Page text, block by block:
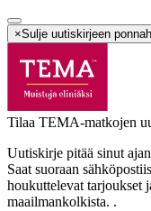
×Sulje uutiskirjeen
Tilaa TEMA-matkojen
Uutiskirje pitää sinut
Saat suoraan
houkuttelevat tarjoukset
maailmankolkista. .